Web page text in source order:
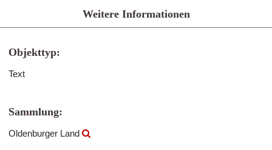
Weitere Informationen
Objekttyp:
Text
Sammlung:
Oldenburger Land